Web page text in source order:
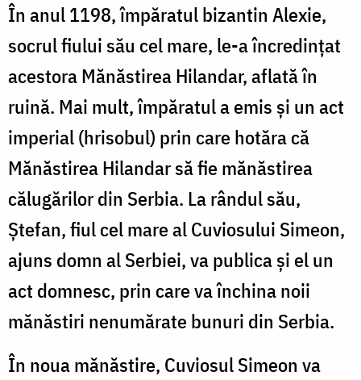
În anul 1198, împăratul bizantin Alexie,
socrul fiului său cel mare, le-a încredințat
acestora Mănăstirea Hilandar, aflată în
ruină. Mai mult, împăratul a emis și un act
imperial (hrisobul) prin care hotăra că
Mănăstirea Hilandar să fie mănăstirea
călugărilor din Serbia. La rândul său,
Ștefan, fiul cel mare al Cuviosului Simeon,
ajuns domn al Serbiei, va publica și el un
act domnesc, prin care va închina noii
mănăstiri nenumărate bunuri din Serbia.
În noua mănăstire, Cuviosul Simeon va